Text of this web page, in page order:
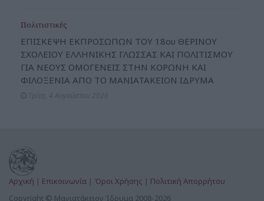
Πολιτιστικές
ΕΠΙΣΚΕΨΗ ΕΚΠΡΟΣΩΠΩΝ ΤΟΥ 18ου ΘΕΡΙΝΟΥ
ΣΧΟΛΕΙΟΥ ΕΛΛΗΝΙΚΗΣ ΓΛΩΣΣΑΣ ΚΑΙ ΠΟΛΙΤΙΣΜΟΥ
ΓΙΑ ΝΕΟΥΣ ΟΜΟΓΕΝΕΙΣ ΣΤΗΝ ΚΟΡΩΝΗ ΚΑΙ
ΦΙΛΟΞΕΝΙΑ ΑΠΟ ΤΟ ΜΑΝΙΑΤΑΚΕΙΟΝ ΙΔΡΥΜΑ
Αρχική | Επικοινωνία | Όροι Χρήσης | Πολιτική Απορρήτου
Copyright © Μανιατάκειον Ίδρυμα 2008-2026